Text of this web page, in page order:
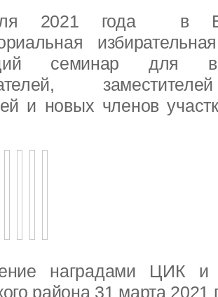
2021 года в
семинар для
и новых членов
наградами ЦИК
района 31 марта 2021